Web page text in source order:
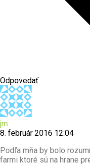
Odpovedať
jm
8. február 2016 12:04
Podľa mňa by bolo
farmi ktoré sú na hrane